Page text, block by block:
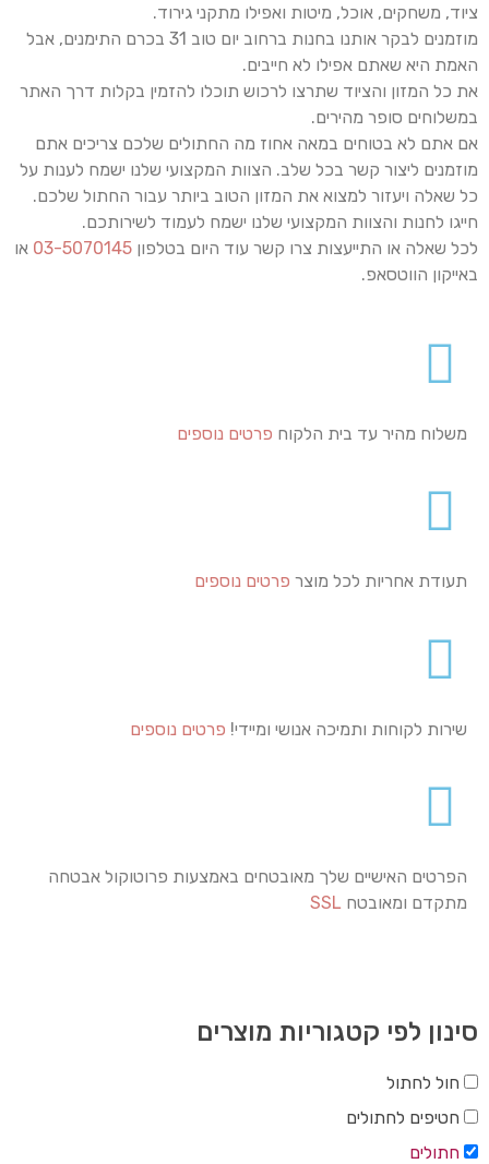
ציוד, משחקים, אוכל, מיטות ואפילו מתקני גירוד.
מוזמנים לבקר אותנו בחנות ברחוב יום טוב 31 בכרם התימנים, אבל
האמת היא שאתם אפילו לא חייבים.
את כל המזון והציוד שתרצו לרכוש תוכלו להזמין בקלות דרך האתר
במשלוחים סופר מהירים.
אם אתם לא בטוחים במאה אחוז מה החתולים שלכם צריכים אתם
מוזמנים ליצור קשר בכל שלב. הצוות המקצועי שלנו ישמח לענות על
כל שאלה ויעזור למצוא את המזון הטוב ביותר עבור החתול שלכם.
חייגו לחנות והצוות המקצועי שלנו ישמח לעמוד לשירותכם.
לכל שאלה או התייעצות צרו קשר עוד היום בטלפון 03-5070145 או
באייקון הווטסאפ.
משלוח מהיר עד בית הלקוח פרטים נוספים
תעודת אחריות לכל מוצר פרטים נוספים
שירות לקוחות ותמיכה אנושי ומיידי! פרטים נוספים
הפרטים האישיים שלך מאובטחים באמצעות פרוטוקול אבטחה
מתקדם ומאובטח SSL
סינון לפי קטגוריות מוצרים
חול לחתול
חטיפים לחתולים
חתולים